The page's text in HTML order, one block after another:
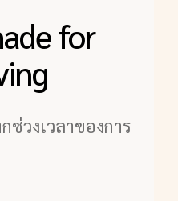
for
วงเวลาของการ